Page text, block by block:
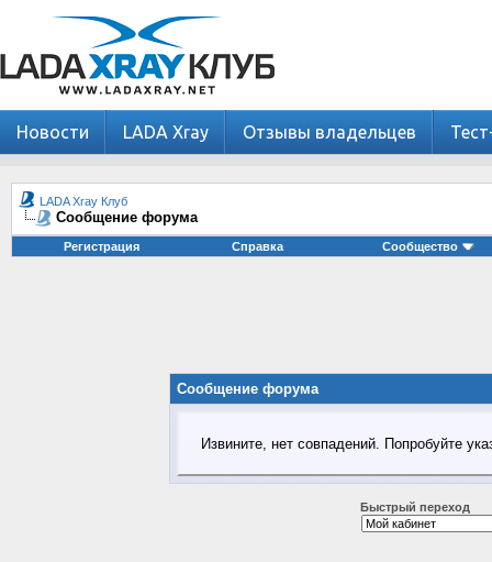
Новости LADA Xray Отзывы владельцев
LADA Xray Клуб
Сообщение форума
Регистрация Справка Сообщество
Сообщение форума
Извините, нет совпадений. Попробуйте
Быстрый переход